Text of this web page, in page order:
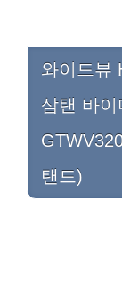
와이드뷰
삼탠 바
탠드)